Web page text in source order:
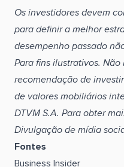
Os investidores devem
para definir a melhor
desempenho passado
Para fins ilustrativos. Não
recomendação de
de valores mobiliários
DTVM S.A. Para obter
Divulgação de mídia
Fontes
Business Insider